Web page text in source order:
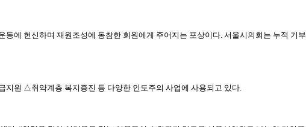
에 헌신하며 재원조성에 동참한 회원에게 주어지는 포상이다. 서울시의회는 누적 기
원 △취약계층 복지증진 등 다양한 인도주의 사업에 사용되고 있다.